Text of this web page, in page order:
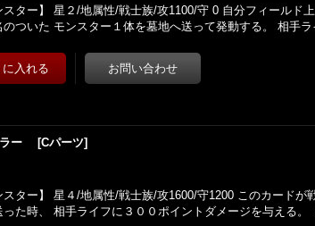
スター】 星２/地属性/戦士族/攻1100/守 0 自分フィールド
のついた モンスター１体を墓地へ送って発動する。 相手
ラー [Cパーツ]
スター】 星４/地属性/戦士族/攻1600/守1200 このカードが
った時、 相手ライフに３００ポイントダメージを与える